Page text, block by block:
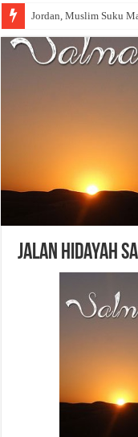
Jordan, Muslim Suku
Wakaf Emas Muktamar
Jalan Hidayah